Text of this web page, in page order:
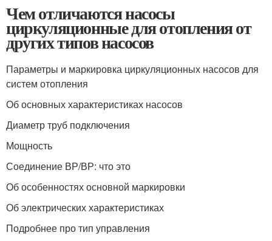
Чем отличаются насосы
циркуляционные для отопления от
других типов насосов
Параметры и маркировка циркуляционных насосов для
систем отопления
Об основных характеристиках насосов
Диаметр труб подключения
Мощность
Соединение ВР/ВР: что это
Об особенностях основной маркировки
Об электрических характеристиках
Подробнее про тип управления